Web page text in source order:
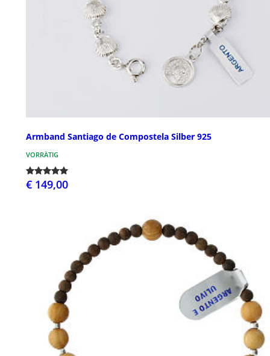
Armband Santiago de Compostela Silber 925
VORRÄTIG
€ 149,00